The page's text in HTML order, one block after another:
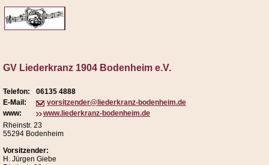
GV Liederkranz 1904 Bodenheim e.V.
Telefon:
06135 4888
E-Mail:
vorsitzender@liederkranz-bodenheim.de
www:
www.liederkranz-bodenheim.de
Rheinstr. 23
55294 Bodenheim
Vorsitzender:
H. Jürgen Giebe